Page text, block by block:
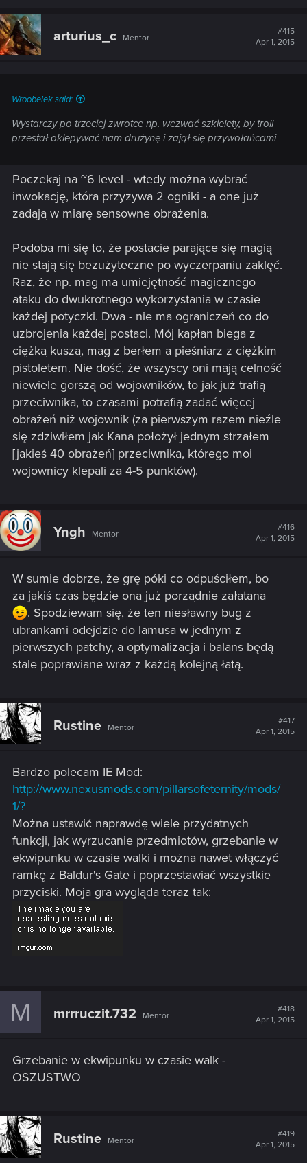
arturius_c Mentor
#415
Apr 1, 2015
Wroobelek said:
Wystarczy po trzeciej zwrotce np. wezwać szkielety, by troll
przestał oklepywać nam drużynę i zajął się przywołańcami
Poczekaj na ~6 level - wtedy można wybrać
inwokację, która przyzywa 2 ogniki - a one już
zadają w miarę sensowne obrażenia.
Podoba mi się to, że postacie parające się magią
nie stają się bezużyteczne po wyczerpaniu zaklęć.
Raz, że np. mag ma umiejętność magicznego
ataku do dwukrotnego wykorzystania w czasie
każdej potyczki. Dwa - nie ma ograniczeń co do
uzbrojenia każdej postaci. Mój kapłan biega z
ciężką kuszą, mag z berłem a pieśniarz z ciężkim
pistoletem. Nie dość, że wszyscy oni mają celność
niewiele gorszą od wojowników, to jak już trafią
przeciwnika, to czasami potrafią zadać więcej
obrażeń niż wojownik (za pierwszym razem nieźle
się zdziwiłem jak Kana położył jednym strzałem
[jakieś 40 obrażeń] przeciwnika, którego moi
wojownicy klepali za 4-5 punktów).
Yngh Mentor
#416
Apr 1, 2015
W sumie dobrze, że grę póki co odpuściłem, bo
za jakiś czas będzie ona już porządnie załatana
. Spodziewam się, że ten niesławny bug z
ubrankami odejdzie do lamusa w jednym z
pierwszych patchy, a optymalizacja i balans będą
stale poprawiane wraz z każdą kolejną łatą.
Rustine Mentor
#417
Apr 1, 2015
Bardzo polecam IE Mod:
http://www.nexusmods.com/pillarsofeternity/mods/
1/?
Można ustawić naprawdę wiele przydatnych
funkcji, jak wyrzucanie przedmiotów, grzebanie w
ekwipunku w czasie walki i można nawet włączyć
ramkę z Baldur's Gate i poprzestawiać wszystkie
przyciski. Moja gra wygląda teraz tak:
M mrrruczit.732 Mentor
#418
Apr 1, 2015
Grzebanie w ekwipunku w czasie walk -
OSZUSTWO
Rustine Mentor
#419
Apr 1, 2015